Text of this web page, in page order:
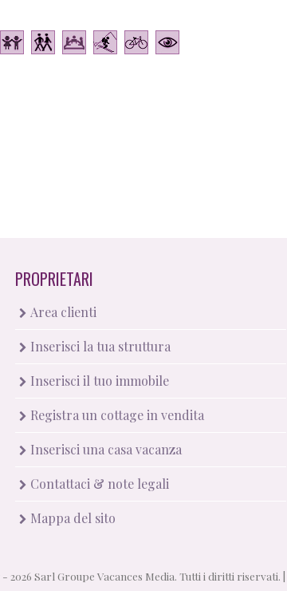
PROPRIETARI
Area clienti
Inserisci la tua struttura
Inserisci il tuo immobile
Registra un cottage in vendita
Inserisci una casa vacanza
Contattaci & note legali
Mappa del sito
- 2026 Sarl Groupe Vacances Media. Tutti i diritti riservati. |